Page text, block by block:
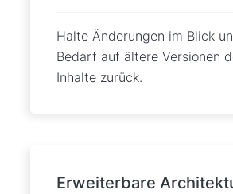
Halte Änderungen im Blick
Bedarf auf ältere Versionen
Inhalte zurück.
Erweiterbare